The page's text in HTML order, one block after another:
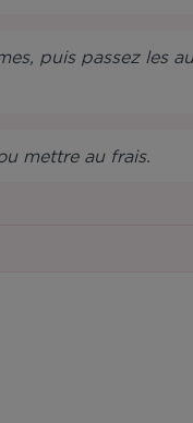
puis passez les
mettre au frais.